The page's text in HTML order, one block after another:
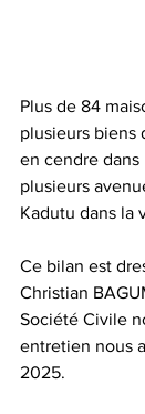
Plus de 84
plusieurs biens
en cendre dans
plusieurs
Kadutu dans la
Ce bilan est
Christian
Société Civile
entretien nous
2025.